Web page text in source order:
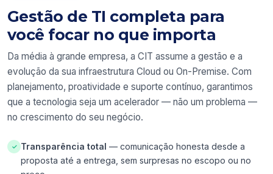
Gestão de TI completa para
você focar no que importa
Da média à grande empresa, a CIT assume a gestão e a
evolução da sua infraestrutura Cloud ou On-Premise. Com
planejamento, proatividade e suporte contínuo, garantimos
que a tecnologia seja um acelerador — não um problema —
no crescimento do seu negócio.
✓ Transparência total — comunicação honesta desde a
proposta até a entrega, sem surpresas no escopo ou no